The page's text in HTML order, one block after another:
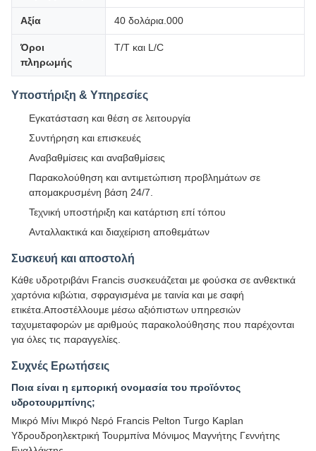
Αξία 40 δολάρια.000
Όροι
πληρωμής
T/T και L/C
Υποστήριξη & Υπηρεσίες
Εγκατάσταση και θέση σε λειτουργία
Συντήρηση και επισκευές
Αναβαθμίσεις και αναβαθμίσεις
Παρακολούθηση και αντιμετώπιση προβλημάτων σε
απομακρυσμένη βάση 24/7.
Τεχνική υποστήριξη και κατάρτιση επί τόπου
Ανταλλακτικά και διαχείριση αποθεμάτων
Συσκευή και αποστολή
Κάθε υδροτριβάνι Francis συσκευάζεται με φούσκα σε ανθεκτικά
χαρτόνια κιβώτια, σφραγισμένα με ταινία και με σαφή
ετικέτα.Αποστέλλουμε μέσω αξιόπιστων υπηρεσιών
ταχυμεταφορών με αριθμούς παρακολούθησης που παρέχονται
για όλες τις παραγγελίες.
Συχνές Ερωτήσεις
Ποια είναι η εμπορική ονομασία του προϊόντος
υδροτουρμπίνης;
Μικρό Μίνι Μικρό Νερό Francis Pelton Turgo Kaplan
Υδρουδροηλεκτρική Τουρμπίνα Μόνιμος Μαγνήτης Γεννήτης